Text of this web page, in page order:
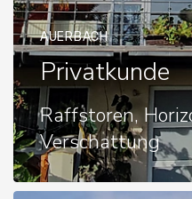
AUERBACH
Privatkunde
Raffstoren,
Verschattung